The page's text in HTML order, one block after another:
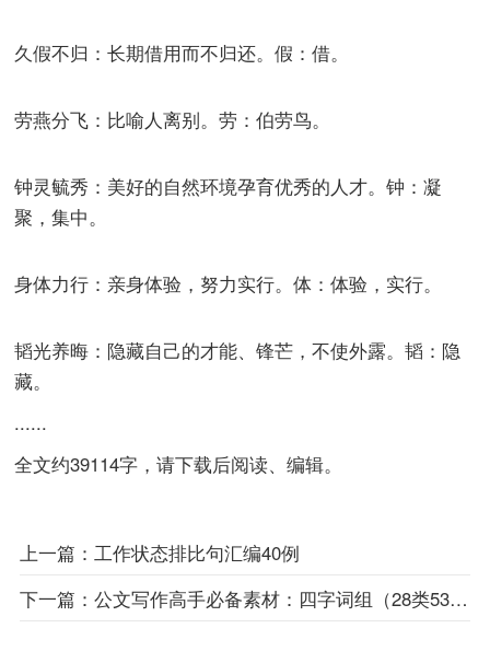
久假不归：长期借用而不归还。假：借。
劳燕分飞：比喻人离别。劳：伯劳鸟。
钟灵毓秀：美好的自然环境孕育优秀的人才。钟：凝
聚，集中。
身体力行：亲身体验，努力实行。体：体验，实行。
韬光养晦：隐藏自己的才能、锋芒，不使外露。韬：隐
藏。
......
全文约39114字，请下载后阅读、编辑。
上一篇： 工作状态排比句汇编40例
下一篇： 公文写作高手必备素材：四字词组（28类537个）